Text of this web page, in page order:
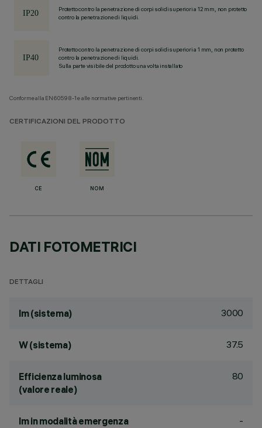
Protetto contro la penetrazione di corpi solidi superiori a 12 mm, non protetto
contro la penetrazione di liquidi.
Protetto contro la penetrazione di corpi solidi superiori a 1 mm, non protetto
contro la penetrazione di liquidi.
Sulla parte visibile del prodotto una volta installato
Conforme alla EN60598-1 e alle normative pertinenti.
CERTIFICAZIONI DEL PRODOTTO
CE NOM
DATI FOTOMETRICI
DETTAGLI
lm (sistema) 3000
W (sistema) 37.5
Efficienza luminosa
(valore reale)
80
lm in modalità emergenza -